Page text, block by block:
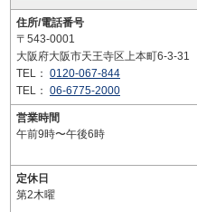
住所/電話番号
〒543-0001
大阪府大阪市天王寺区上本町6-3-31
TEL： 0120-067-844
TEL： 06-6775-2000
営業時間
午前9時〜午後6時
定休日
第2木曜